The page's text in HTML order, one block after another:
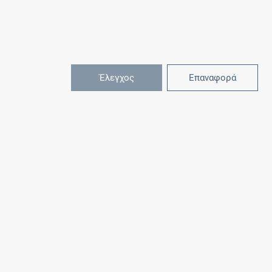
Έλεγχος Επαναφορά